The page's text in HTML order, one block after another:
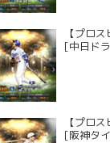
【プロ
[中日ド
【プロ
[阪神タ